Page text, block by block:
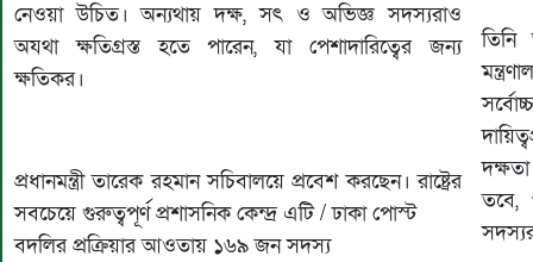
নেওয়া উচিত। অন্যথায় দক্ষ, সৎ ও অভিজ্ঞ সদস্যরাও
অযথা ক্ষতিগ্রস্ত হতে পারেন, যা পেশাদারিত্বের জন্য
ক্ষতিকর।
প্রধানমন্ত্রী তারেক রহমান সচিবালয়ে প্রবেশ করছেন। রাষ্ট্রের
সবচেয়ে গুরুত্বপূর্ণ প্রশাসনিক কেন্দ্র এটি / ঢাকা পোস্ট
বদলির প্রক্রিয়ার আওতায় ১৬৯ জন সদস্য
তিনি
তবে,